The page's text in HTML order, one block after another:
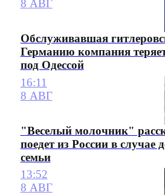
8 АВГ
Обслуживавшая
Германию компания
под Одессой
16:11
8 АВГ
"Веселый молочник"
поедет из России в случае
семьи
13:52
8 АВГ